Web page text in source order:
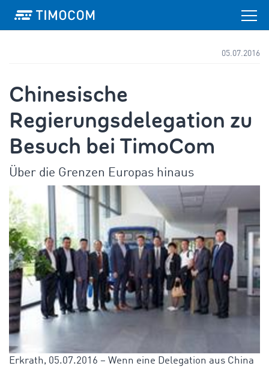
05.07.2016
Chinesische
Regierungsdelegation zu
Besuch bei TimoCom
Über die Grenzen Europas hinaus
Erkrath, 05.07.2016 – Wenn eine Delegation aus China